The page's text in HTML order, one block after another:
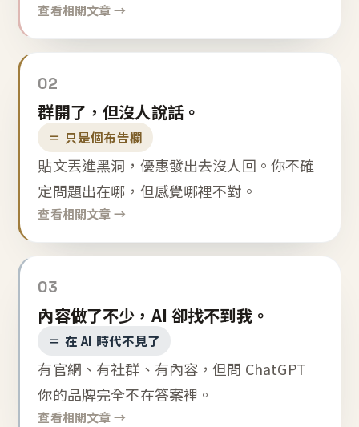
查看相關文章 →
02
群開了，但沒人說話。
＝ 只是個布告欄
貼文丟進黑洞，優惠發出去沒人回。你不確
定問題出在哪，但感覺哪裡不對。
查看相關文章 →
03
內容做了不少，AI 卻找不到我。
＝ 在 AI 時代不見了
有官網、有社群、有內容，但問 ChatGPT
你的品牌完全不在答案裡。
查看相關文章 →